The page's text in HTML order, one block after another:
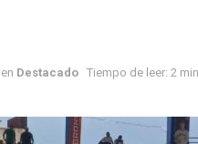
en Destacado Tiempo de leer: 2